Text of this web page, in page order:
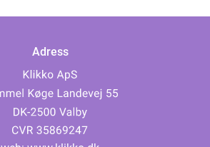
Adress